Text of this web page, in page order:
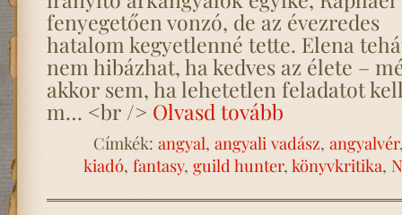
fenyegetően vonzó, de az évezredes
hatalom kegyetlenné tette. Elena
nem hibázhat, ha kedves az élete –
akkor sem, ha lehetetlen feladatot
m… <br /> Olvasd tovább
Címkék: angyal, angyali vadász, angyalvér
kiadó, fantasy, guild hunter, könyvkritika,